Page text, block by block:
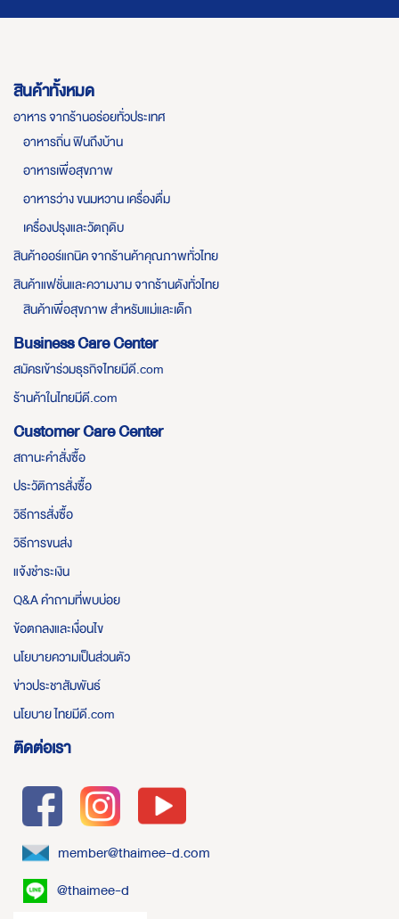
สินค้าทั้งหมด
อาหาร จากร้านอร่อยทั่วประเทศ
อาหารถิ่น ฟินถึงบ้าน
อาหารเพื่อสุขภาพ
อาหารว่าง ขนมหวาน เครื่องดื่ม
เครื่องปรุงและวัตถุดิบ
สินค้าออร์แกนิค จากร้านค้าคุณภาพทั่วไทย
สินค้าแฟชั่นและความงาม จากร้านดังทั่วไทย
สินค้าเพื่อสุขภาพ สำหรับแม่และเด็ก
Business Care Center
สมัครเข้าร่วมธุรกิจไทยมีดี.com
ร้านค้าในไทยมีดี.com
Customer Care Center
สถานะคำสั่งซื้อ
ประวัติการสั่งซื้อ
วิธีการสั่งซื้อ
วิธีการขนส่ง
แจ้งชำระเงิน
Q&A คำถามที่พบบ่อย
ข้อตกลงและเงื่อนไข
นโยบายความเป็นส่วนตัว
ข่าวประชาสัมพันธ์
นโยบาย ไทยมีดี.com
ติดต่อเรา
member@thaimee-d.com
@thaimee-d